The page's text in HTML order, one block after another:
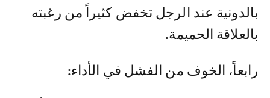
بالدونية عند الرجل تخفض كثيراً من رغبته
بالعلاقة الحميمة.
رابعاً، الخوف من الفشل في الأداء: